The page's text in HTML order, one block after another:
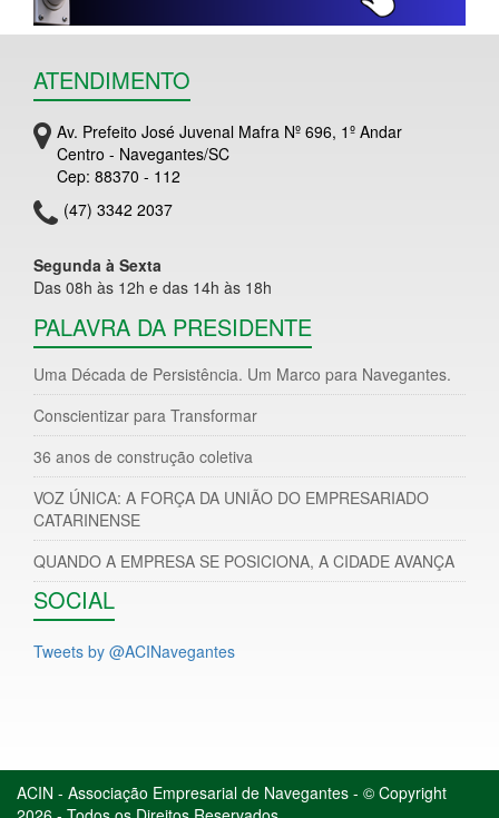
ATENDIMENTO
Av. Prefeito José Juvenal Mafra Nº 696, 1º Andar
Centro - Navegantes/SC
Cep: 88370 - 112
(47) 3342 2037
Segunda à Sexta
Das 08h às 12h e das 14h às 18h
PALAVRA DA PRESIDENTE
Uma Década de Persistência. Um Marco para Navegantes.
Conscientizar para Transformar
36 anos de construção coletiva
VOZ ÚNICA: A FORÇA DA UNIÃO DO EMPRESARIADO
CATARINENSE
QUANDO A EMPRESA SE POSICIONA, A CIDADE AVANÇA
SOCIAL
Tweets by @ACINavegantes
ACIN - Associação Empresarial de Navegantes - © Copyright